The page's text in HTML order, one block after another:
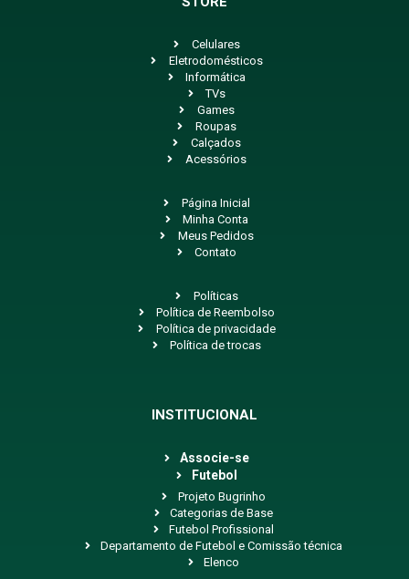
Celulares
Eletrodomésticos
Informática
TVs
Games
Roupas
Calçados
Acessórios
Página Inicial
Minha Conta
Meus Pedidos
Contato
Políticas
Política de Reembolso
Política de privacidade
Política de trocas
INSTITUCIONAL
Associe-se
Futebol
Projeto Bugrinho
Categorias de Base
Futebol Profissional
Departamento de Futebol e Comissão técnica
Elenco